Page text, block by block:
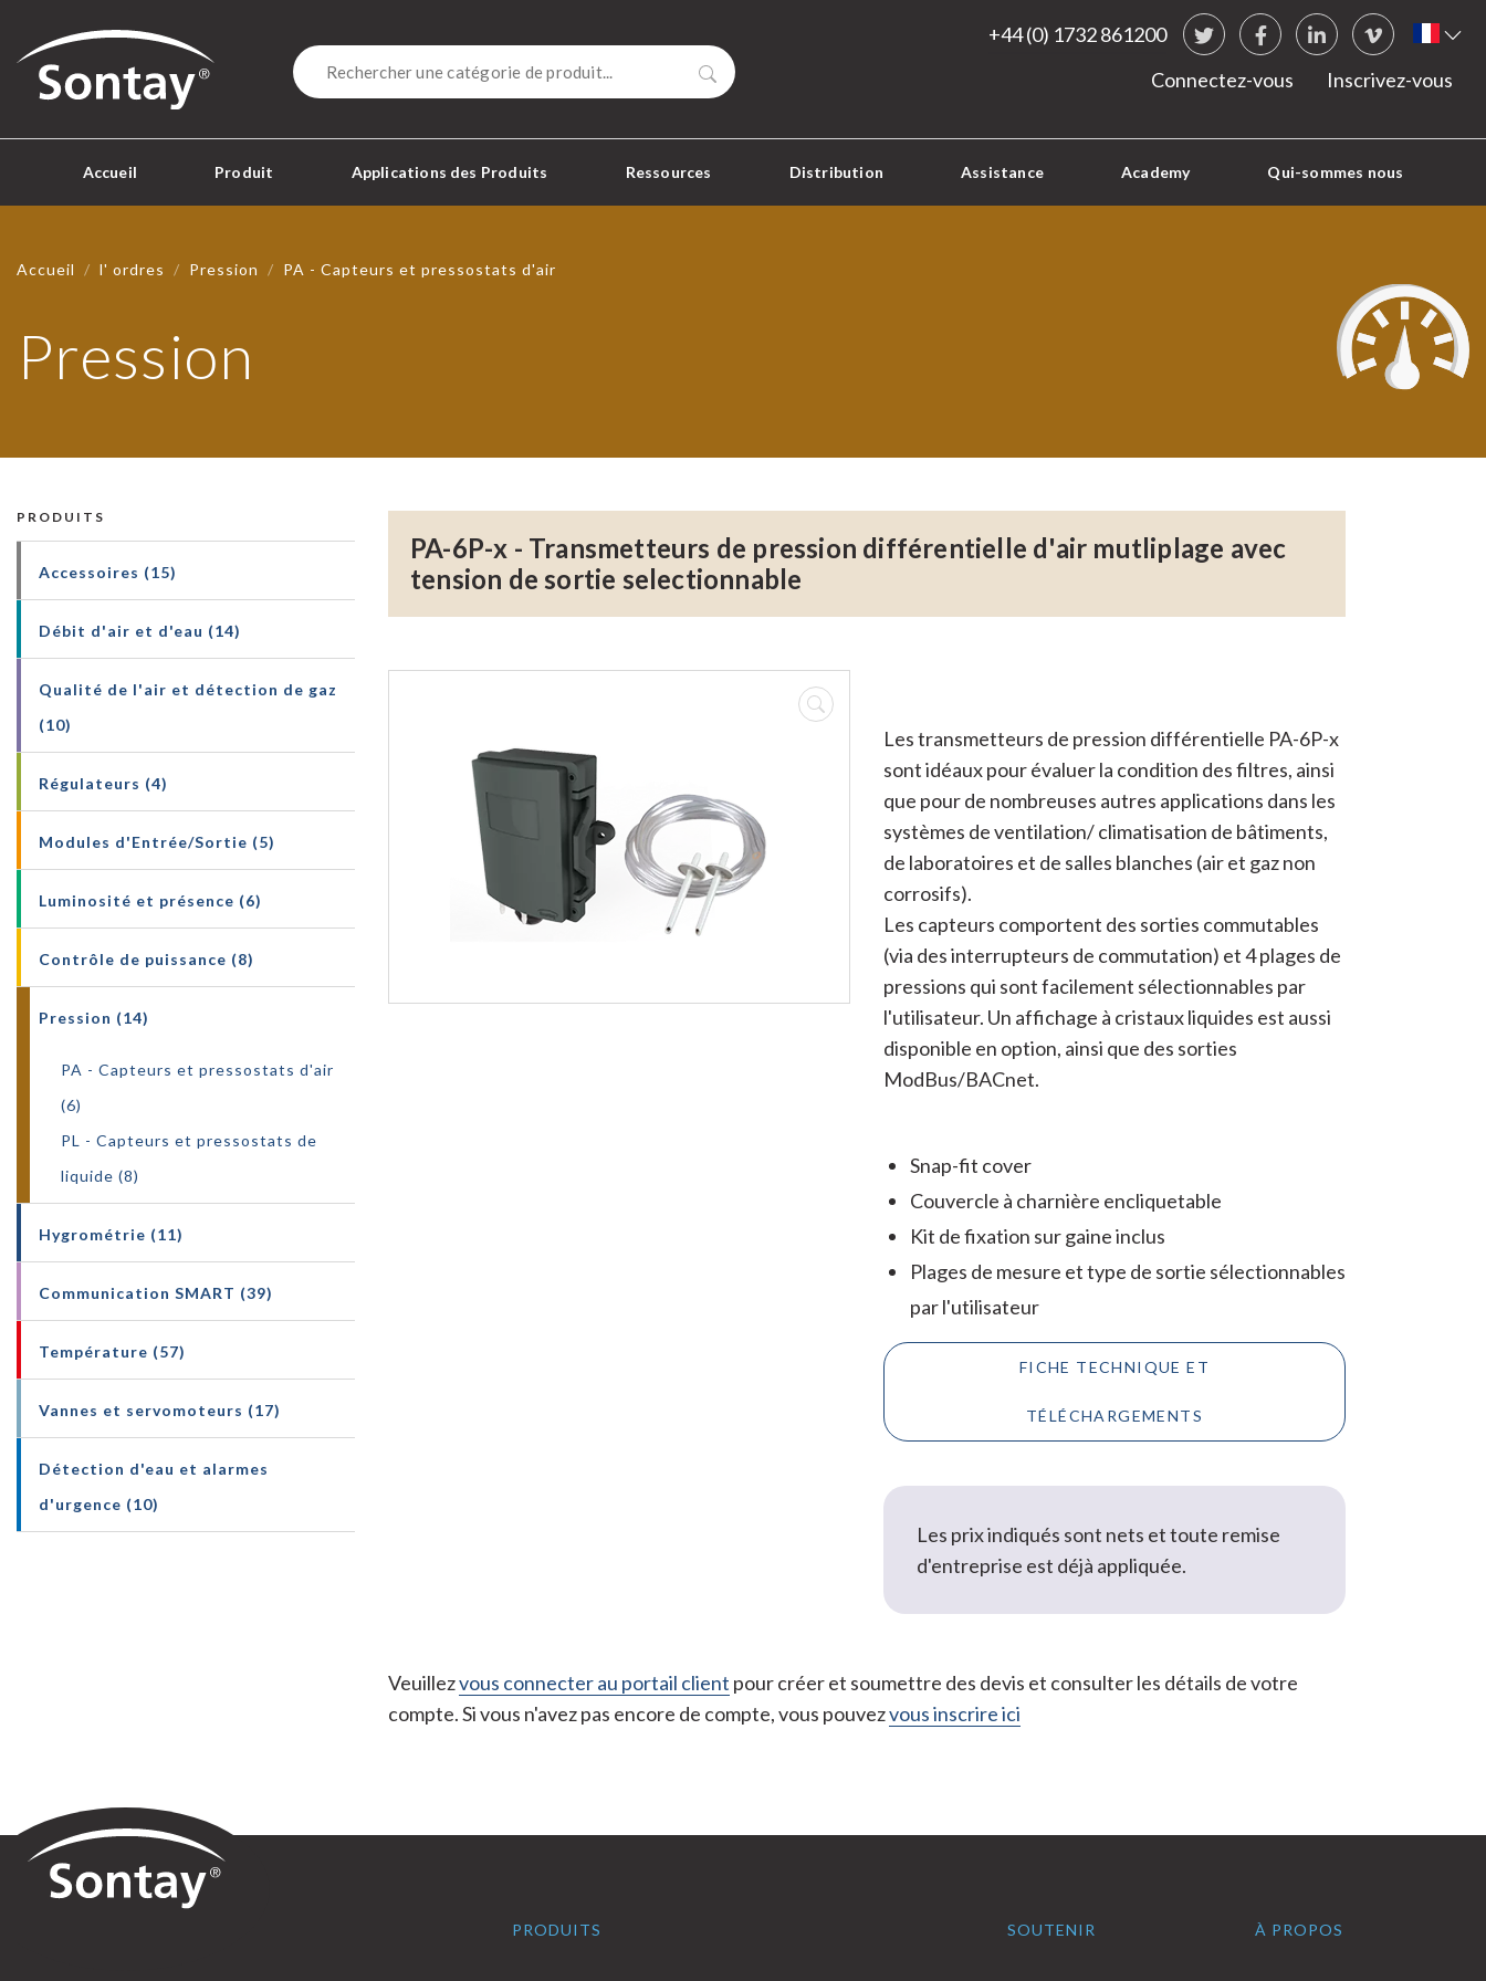
Sontay +44 (0) 1732 861200 Social Links
TwitterFacebookLinkedInvimeo
Accueil Produit Applications des Produits Ressources Distribution Assistance Academy Qui-sommes nous
Connectez-vous
Inscrivez-vous
Rechercher
Pression
Accueil l' ordres Pression PA - Capteurs et pressostats d'air
PRODUITS
Accessoires (15)
Débit d'air et d'eau (14)
Qualité de l'air et détection de gaz
(10)
Régulateurs (4)
Modules d'Entrée/Sortie (5)
Luminosité et présence (6)
Contrôle de puissance (8)
Pression (14)
PA - Capteurs et pressostats d'air
(6)
PL - Capteurs et pressostats de
liquide (8)
Hygrométrie (11)
Communication SMART (39)
Température (57)
Vannes et servomoteurs (17)
Détection d'eau et alarmes
d'urgence (10)
PA-6P-x - Transmetteurs de pression différentielle d'air mutliplage avec
tension de sortie selectionnable
Les transmetteurs de pression différentielle PA-6P-x
sont idéaux pour évaluer la condition des filtres, ainsi
que pour de nombreuses autres applications dans les
systèmes de ventilation/ climatisation de bâtiments,
de laboratoires et de salles blanches (air et gaz non
corrosifs).
Les capteurs comportent des sorties commutables
(via des interrupteurs de commutation) et 4 plages de
pressions qui sont facilement sélectionnables par
l'utilisateur. Un affichage à cristaux liquides est aussi
disponible en option, ainsi que des sorties
ModBus/BACnet.
Snap-fit cover
Couvercle à charnière encliquetable
Kit de fixation sur gaine inclus
Plages de mesure et type de sortie sélectionnables
par l'utilisateur
FICHE TECHNIQUE ET
TÉLÉCHARGEMENTS
Les prix indiqués sont nets et toute remise
d'entreprise est déjà appliquée.
Veuillezvous connecter au portail client pour créer et soumettre des devis et consulter les détails de votre
compte. Si vous n'avez pas encore de compte, vous pouvezvous inscrire ici
Sontay
PRODUITS SOUTENIR À PROPOS